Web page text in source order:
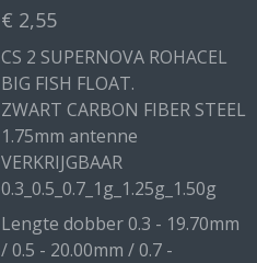
€ 2,55
CS 2 SUPERNOVA ROHACEL
BIG FISH FLOAT.
ZWART CARBON FIBER STEEL
1.75mm antenne
VERKRIJGBAAR
0.3_0.5_0.7_1g_1.25g_1.50g
Lengte dobber 0.3 - 19.70mm
/ 0.5 - 20.00mm / 0.7 -